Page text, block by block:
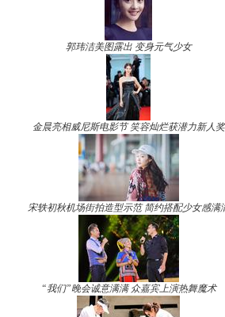
郭玮洁美图露出 变身元气少女
金晨亮相威尼斯电影节 笑容灿烂获潜力新人奖
宋轶初秋机场街拍造型示范 简约搭配少女感满
“我们”晚会诚意满满 众嘉宾上演热舞魔术